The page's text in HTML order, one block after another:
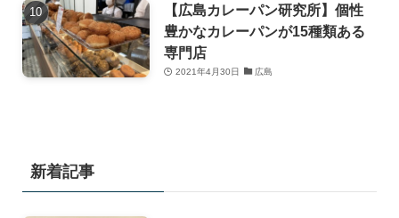
【広島カレーパン研究所】個性
豊かなカレーパンが15種類ある
専門店
2021年4月30日 広島
新着記事